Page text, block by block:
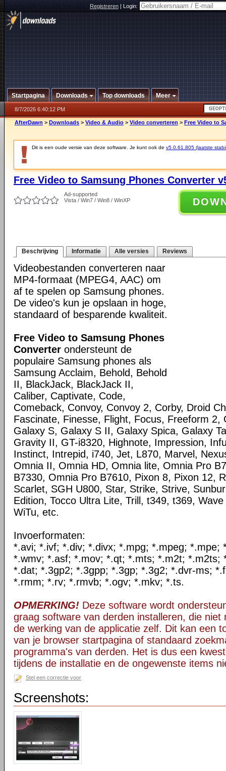
Registreren|Login:
Startpagina Downloads Top downloads Meer
8/7/2026 6:40:12 PM
AfterDawn > Downloads > Video & Audio > Video converteren > Free Video to
Dit is een oude versie van deze software. Je kunt ook de v5.0.61.805 (laatste
Free Video to Samsung Phones Converter
Ad-supported
Vista / Win7 / Win8 / WinXP
Beschrijving Informatie Alle versies Reviews
Videobestanden converteren naar
MP4-formaat (MPEG4, AAC) om
af te spelen op Samsung phones.
De video's kun je opslaan in hoge,
standaard of besparende kwaliteit.
Free Video to Samsung Phones
Converter ondersteunt de
populaire Samsung phones als
Samsung Acclaim, Behold, Behold
II, BlackJack, BlackJack II,
Caliber, Captivate, Code,
Comeback, Convoy, Convoy 2, Corby, Droid
Fascinate, Finesse, Flight, Focus, Freeform 2,
Galaxy S, Galaxy S II, Galaxy Spica, Galaxy
Gravity II, GT-i8320, Highnote, Impression,
Instinct, Intrepid, i740, Jet, L870, Marvel,
Omnia II, Omnia HD, Omnia lite, Omnia Pro
B7330, Omnia Pro B7610, Pixon 8, Pixon 12,
Scarlet, SGH U800, Star, Strike, Strive,
Edition, Tocco Ultra Lite, Trill, t349, t369,
WiTu, etc.
Invoerformaten:
*.avi; *.ivf; *.div; *.divx; *.mpg; *.mpeg; *.mpe;
*.wmv; *.asf; *.mov; *.qt; *.mts; *.m2t; *.m2ts;
*.dat; *.3gp2; *.3gpp; *.3gp; *.3g2; *.dvr-ms;
*.rmm; *.rv; *.rmvb; *.ogv; *.mkv; *.ts.
OPMERKING! Deze software wordt
graag software van derden installeren, die niet
de werking van de applicatie zelf. Dit kan een
van je browser startpagina of standaard
programma's van derden. Het is dus een
tijdens de installatie en de ongewenste items
Stel een correctie voor
Screenshots: